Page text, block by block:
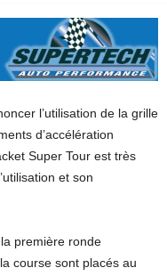
l’utilisation de la grille
d’accélération
Super Tour est très
et son
première ronde
course sont placés au